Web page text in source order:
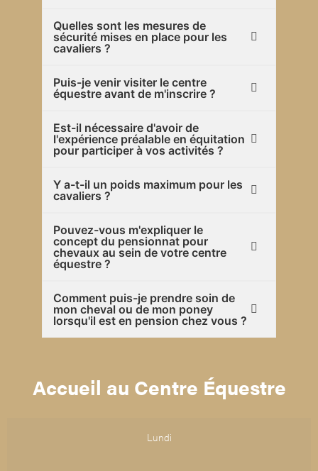
Quelles sont les mesures de
sécurité mises en place pour les
cavaliers ?
Puis-je venir visiter le centre
équestre avant de m'inscrire ?
Est-il nécessaire d'avoir de
l'expérience préalable en équitation
pour participer à vos activités ?
Y a-t-il un poids maximum pour les
cavaliers ?
Pouvez-vous m'expliquer le
concept du pensionnat pour
chevaux au sein de votre centre
équestre ?
Comment puis-je prendre soin de
mon cheval ou de mon poney
lorsqu'il est en pension chez vous ?
Accueil au Centre Équestre
Lundi